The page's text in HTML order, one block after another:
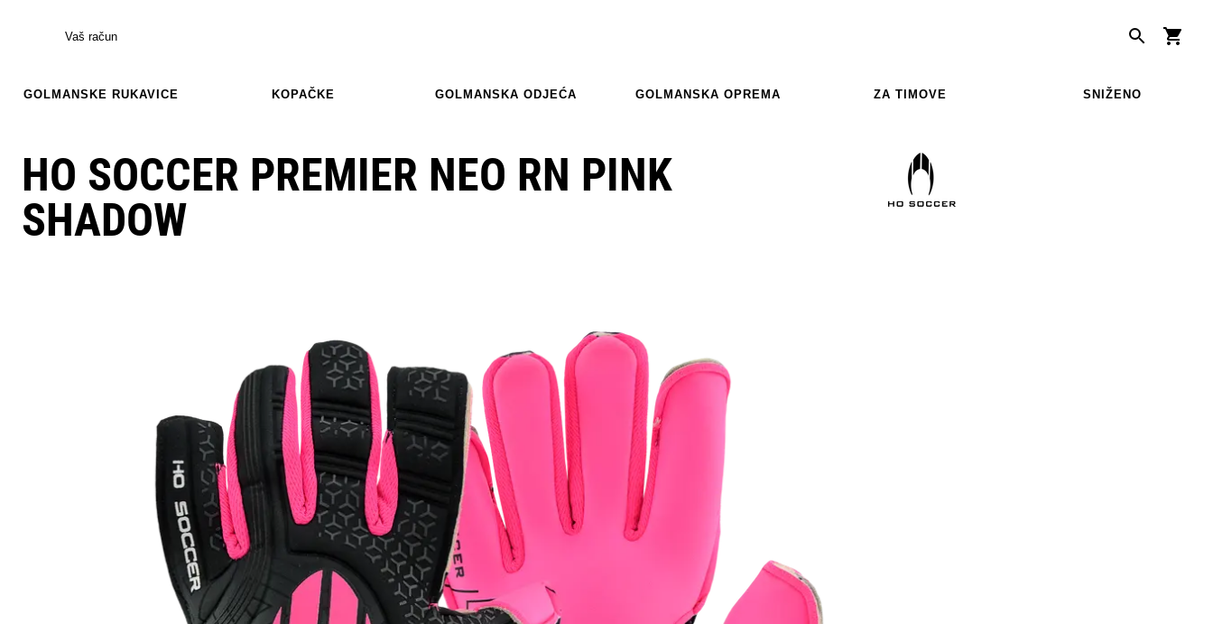
Vaš račun
GOLMANSKE RUKAVICE KOPAČKE GOLMANSKA ODJEĆA GOLMANSKA OPREMA ZA TIMOVE SNIŽENO
HO SOCCER PREMIER NEO RN PINK
SHADOW